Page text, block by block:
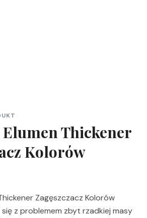
Thickener
Kolorów
Zagęszczacz Kolorów
z problemem zbyt rzadkiej masy